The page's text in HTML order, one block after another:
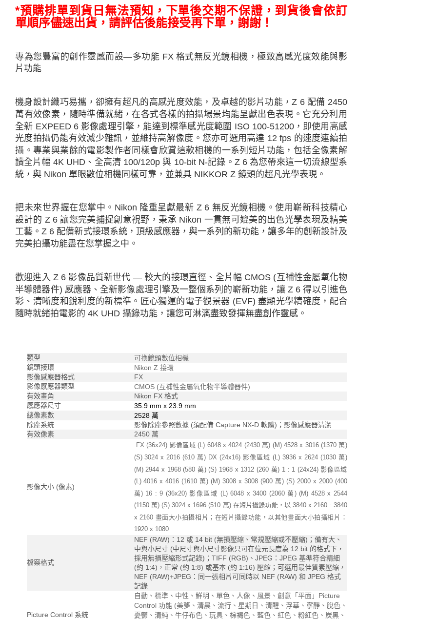
【「AFTEE先享後付」結帳流程】
１．於結帳方式選擇「AFTEE先享後付」後，將跳轉至「AFTEE先享後
付」結帳頁面，進行簡訊認證並確認金額後，即可完成結帳。
／ATM／網路銀行／等多元方式進行付款，方視為交易完成。
是否繳費成功／繳費後需取消欲退款等相關疑問，請聯繫「AFTEE先享後
付客戶支援中心」https://netprotections.freshdesk.com/support/home
【注意事項】
１．透過由恩沛科技股份有限公司提供之「AFTEE先享後付」服務完成之
交易，需依本服務之必要範圍內提供個人資料，並將交易相關給付款項請
求債權轉讓予恩沛科技股份有限公司。
２．關於個人資料處理事宜，請瀏覽以下網址：
https://aftee.tw/terms/#terms3
３．未成年的使用者請事先徵得法定代理人或監護人之同意方可使用
４．使用「AFTEE先享後付」時，將依據個別帳號之用戶狀況，依本公司
即時審查核予不同之上限額度；若仍有額度不足之情形，本公司將視審查
結果請求用戶進行身份認證。
５．嚴禁一人註冊多個帳號或使用他人資訊註冊。若發現惡意使用之情
宅配
每筆NT$75，滿NT$399(含以上)免運費
免運費
*預購排單到貨日無法預知，下單後交期不保證，到貨後會依訂
單順序儘速出貨，請評估後能接受再下單，謝謝！
專為您豐富的創作靈感而設—多功能 FX 格式無反光鏡相機，極致高感光度效能與影
片功能
機身設計纖巧易攜，卻擁有超凡的高感光度效能，及卓越的影片功能，Z 6 配備 2450
萬有效像素，隨時準備就緒，在各式各樣的拍攝場景均能呈獻出色表現。它充分利用
全新 EXPEED 6 影像處理引擎，能達到標準感光度範圍 ISO 100-51200，即使用高感
光度拍攝仍能有效減少雜訊，並維持高解像度。您亦可選用高達 12 fps 的速度連續拍
攝。專業與業餘的電影製作者同樣會欣賞這款相機的一系列短片功能，包括全像素解
讀全片幅 4K UHD、全高清 100/120p 與 10-bit N-記錄。Z 6 為您帶來這一切流線型系
統，與 Nikon 單眼數位相機同樣可靠，並兼具 NIKKOR Z 鏡頭的超凡光學表現。
把未來世界握在您掌中。Nikon 隆重呈獻最新 Z 6 無反光鏡相機。使用嶄新科技精心
設計的 Z 6 讓您完美捕捉創意視野，秉承 Nikon 一貫無可媲美的出色光學表現及精美
工藝。Z 6 配備新式接環系統，頂級感應器，與一系列的新功能，讓多年的創新設計及
完美拍攝功能盡在您掌握之中。
歡迎進入 Z 6 影像品質新世代 — 較大的接環直徑、全片幅 CMOS (互補性金屬氧化物
半導體器件) 感應器、全新影像處理引擎及一整個系列的嶄新功能，讓 Z 6 得以引進色
彩、清晰度和銳利度的新標準。匠心獨運的電子觀景器 (EVF) 盡顯光學精確度，配合
隨時就緒拍電影的 4K UHD 攝錄功能，讓您可淋漓盡致發揮無盡創作靈感。
類型
可換鏡頭數位相機
鏡頭接環
Nikon Z 接環
影像感應器格式
FX
影像感應器類型
CMOS (互補性金屬氧化物半導體器件)
有效畫角
Nikon FX 格式
感應器尺寸
35.9 mm x 23.9 mm
總像素數
2528 萬
除塵系統
影像除塵參照數據 (須配備 Capture NX-D 軟體)；影像感應器清潔
有效像素
2450 萬
影像大小 (像素)
FX (36x24) 影像區域 (L) 6048 x 4024 (2430 萬) (M) 4528 x 3016 (1370 萬)
(S) 3024 x 2016 (610 萬) DX (24x16) 影像區域 (L) 3936 x 2624 (1030 萬)
(M) 2944 x 1968 (580 萬) (S) 1968 x 1312 (260 萬) 1 : 1 (24x24) 影像區域
(L) 4016 x 4016 (1610 萬) (M) 3008 x 3008 (900 萬) (S) 2000 x 2000 (400
萬) 16 : 9 (36x20) 影像區域 (L) 6048 x 3400 (2060 萬) (M) 4528 x 2544
(1150 萬) (S) 3024 x 1696 (510 萬) 在短片攝錄功能，以 3840 x 2160 : 3840
x 2160 畫面大小拍攝相片；在短片攝錄功能，以其他畫面大小拍攝相片：
1920 x 1080
檔案格式
NEF (RAW)：12 或 14 bit (無損壓縮、常規壓縮或不壓縮)；備有大、
中與小尺寸 (中尺寸與小尺寸影像只可在位元長度為 12 bit 的格式下，
採用無損壓縮形式記錄)；TIFF (RGB)、JPEG：JPEG 基準符合精細
(約 1:4)，正常 (約 1:8) 或基本 (約 1:16) 壓縮；可選用最佳質素壓縮，
NEF (RAW)+JPEG：同一張相片可同時以 NEF (RAW) 和 JPEG 格式
記錄
Picture Control 系統
自動、標準、中性、鮮明、單色、人像、風景、創意「平面」Picture
Control 功能 (美夢、清晨、流行、星期日、清醒、浮華、寧靜、脫色、
憂鬱、清純、牛仔布色、玩具、棕褐色、藍色、紅色、粉紅色、炭黑、